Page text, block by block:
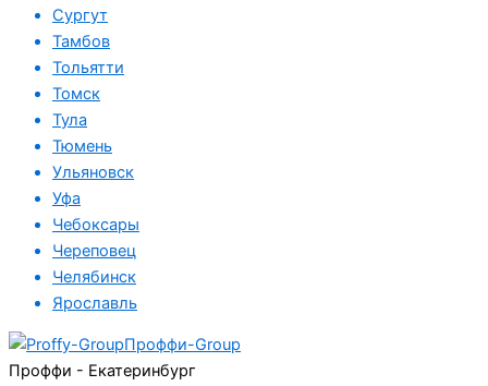
Сургут
Тамбов
Тольятти
Томск
Тула
Тюмень
Ульяновск
Уфа
Чебоксары
Череповец
Челябинск
Ярославль
Проффи-Group
Проффи - Екатеринбург